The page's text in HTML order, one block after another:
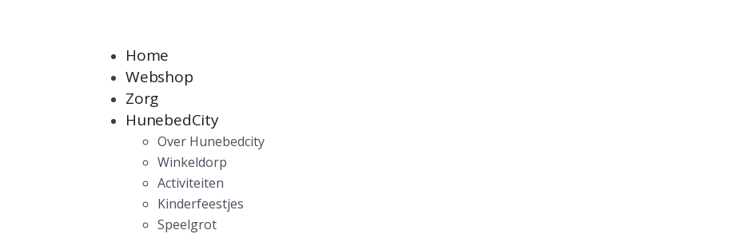
Home
Webshop
Zorg
HunebedCity
Over Hunebedcity
Winkeldorp
Activiteiten
Kinderfeestjes
Speelgrot